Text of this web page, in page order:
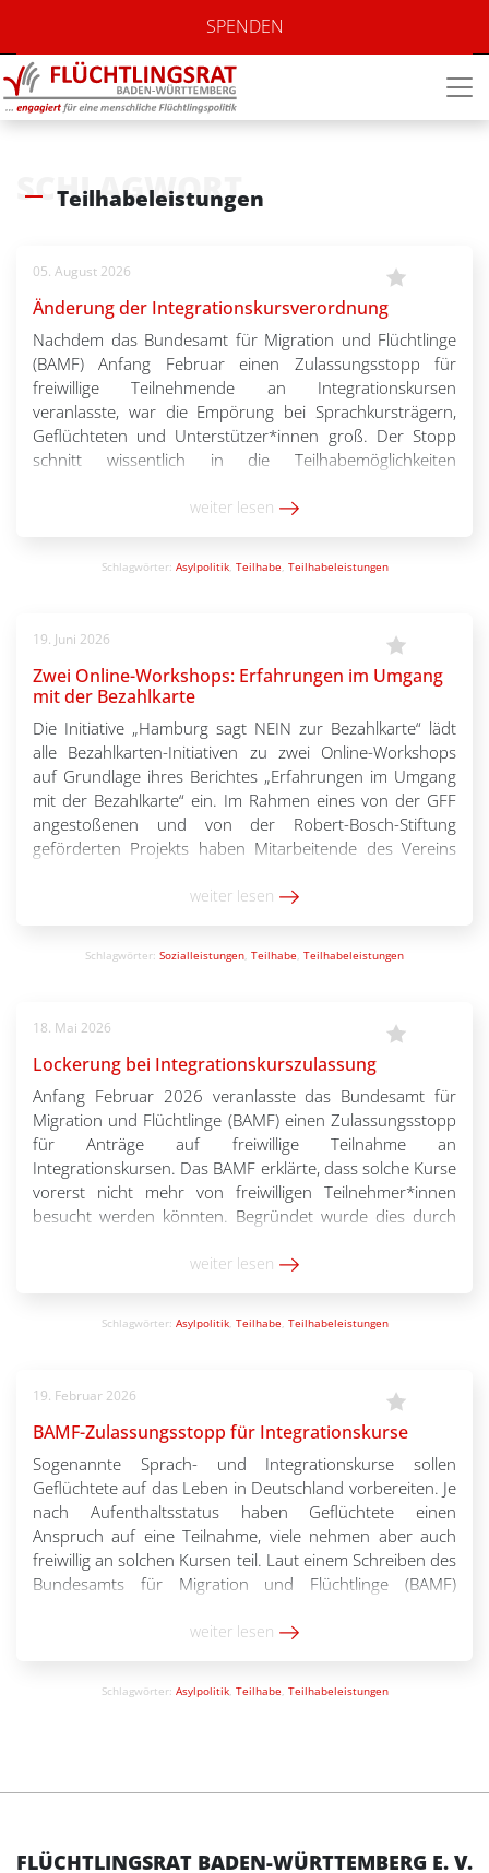
SPENDEN
SCHLAGWORT
Teilhabeleistungen
05. August 2026
Änderung der Integrationskursverordnung
Nachdem das Bundesamt für Migration und Flüchtlinge
(BAMF) Anfang Februar einen Zulassungsstopp für
freiwillige Teilnehmende an Integrationskursen
veranlasste, war die Empörung bei Sprachkursträgern,
Geflüchteten und Unterstützer*innen groß. Der Stopp
schnitt wissentlich in die Teilhabemöglichkeiten
und Finanzierungsproblemen auf Seiten der Träger. In
weiter lesen
Schlagwörter: Asylpolitik, Teilhabe, Teilhabeleistungen
19. Juni 2026
Zwei Online-Workshops: Erfahrungen im Umgang
mit der Bezahlkarte
Die Initiative „Hamburg sagt NEIN zur Bezahlkarte“ lädt
alle Bezahlkarten-Initiativen zu zwei Online-Workshops
auf Grundlage ihres Berichtes „Erfahrungen im Umgang
mit der Bezahlkarte“ ein. Im Rahmen eines von der GFF
angestoßenen und von der Robert-Bosch-Stiftung
geförderten Projekts haben Mitarbeitende des Vereins
Bezahlkarte“ letzten Oktober ein Beschwerdeprojekt für
weiter lesen
Schlagwörter: Sozialleistungen, Teilhabe, Teilhabeleistungen
18. Mai 2026
Lockerung bei Integrationskurszulassung
Anfang Februar 2026 veranlasste das Bundesamt für
Migration und Flüchtlinge (BAMF) einen Zulassungsstopp
für Anträge auf freiwillige Teilnahme an
Integrationskursen. Das BAMF erklärte, dass solche Kurse
vorerst nicht mehr von freiwilligen Teilnehmer*innen
besucht werden könnten. Begründet wurde dies durch
gestiegenen Kosten von Integrationskursen. Der Blick in
weiter lesen
Schlagwörter: Asylpolitik, Teilhabe, Teilhabeleistungen
19. Februar 2026
BAMF-Zulassungsstopp für Integrationskurse
Sogenannte Sprach- und Integrationskurse sollen
Geflüchtete auf das Leben in Deutschland vorbereiten. Je
nach Aufenthaltsstatus haben Geflüchtete einen
Anspruch auf eine Teilnahme, viele nehmen aber auch
freiwillig an solchen Kursen teil. Laut einem Schreiben des
Bundesamts für Migration und Flüchtlinge (BAMF)
freiwillig machen wollen und finanzielle Unterstützung
weiter lesen
Schlagwörter: Asylpolitik, Teilhabe, Teilhabeleistungen
FLÜCHTLINGSRAT BADEN-WÜRTTEMBERG E. V.